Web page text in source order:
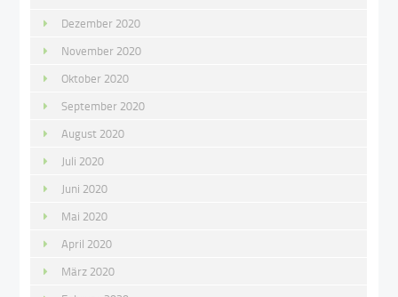
Dezember 2020
November 2020
Oktober 2020
September 2020
August 2020
Juli 2020
Juni 2020
Mai 2020
April 2020
März 2020